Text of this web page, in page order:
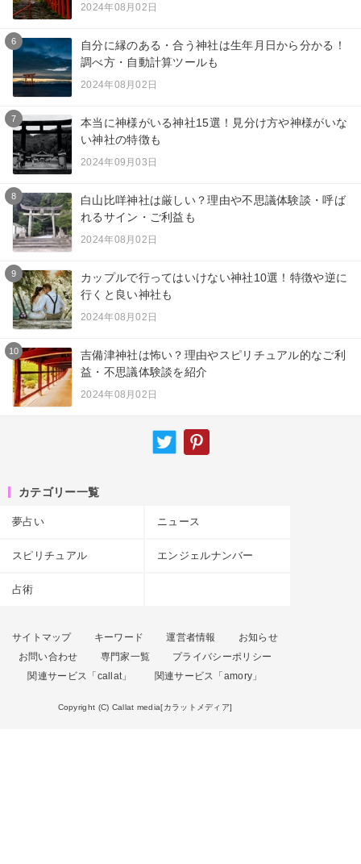
2024年08月02日
6
自分に縁のある・合う神社は生年月日から分かる！
調べ方・自動計算ツールも
2024年08月02日
7
本当に神様がいる神社15選！見分け方や神様がいな
い神社の特徴も
2024年09月03日
8
白山比咩神社は厳しい？理由や不思議体験談・呼ば
れるサイン・ご利益も
2024年08月02日
9
カップルで行ってはいけない神社10選！特徴や逆に
行くと良い神社も
2024年08月02日
10
吉備津神社は怖い？理由やスピリチュアル的なご利
益・不思議体験談を紹介
2024年08月02日
カテゴリー一覧
夢占い ニュース
スピリチュアル エンジェルナンバー
占術
サイトマップ キーワード 運営者情報
お知らせ
お問い合わせ
専門家一覧
プライバシーポリシー
関連サービス「callat」
関連サービス「amory」
Copyright (C) Callat media[カラットメディア]